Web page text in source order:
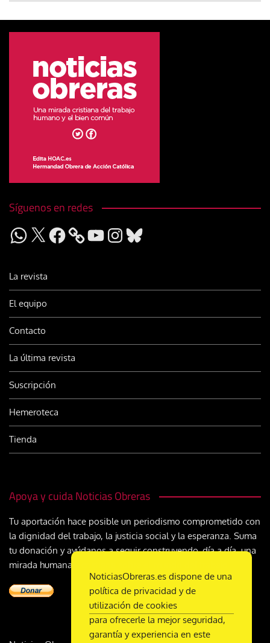
Síguenos en redes
WhatsApp
X Facebook YouTubeInstagram
Bluesky
La revista
El equipo
Contacto
La última revista
Suscripción
Hemeroteca
Tienda
Apoya y cuida Noticias Obreras
Tu aportación hace posible un periodismo comprometido con
la dignidad del trabajo, la justicia social y la esperanza. Suma
tu donación y ayúdanos a seguir construyendo, día a día, una
mirada humana y cristiana sobre el mundo del trabajo
NoticiasObreras.es dispone de una
política de privacidad y de
utilización de cookies
para ofrecerle la mejor seguridad,
garantía y experiencia en este